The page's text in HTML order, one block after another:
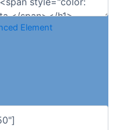
Element